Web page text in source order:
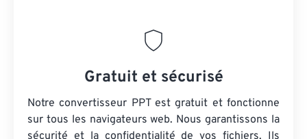
Gratuit et sécurisé
Notre convertisseur PPT est gratuit et fonctionne
sur tous les navigateurs web. Nous garantissons la
sécurité et la confidentialité de vos fichiers. Ils